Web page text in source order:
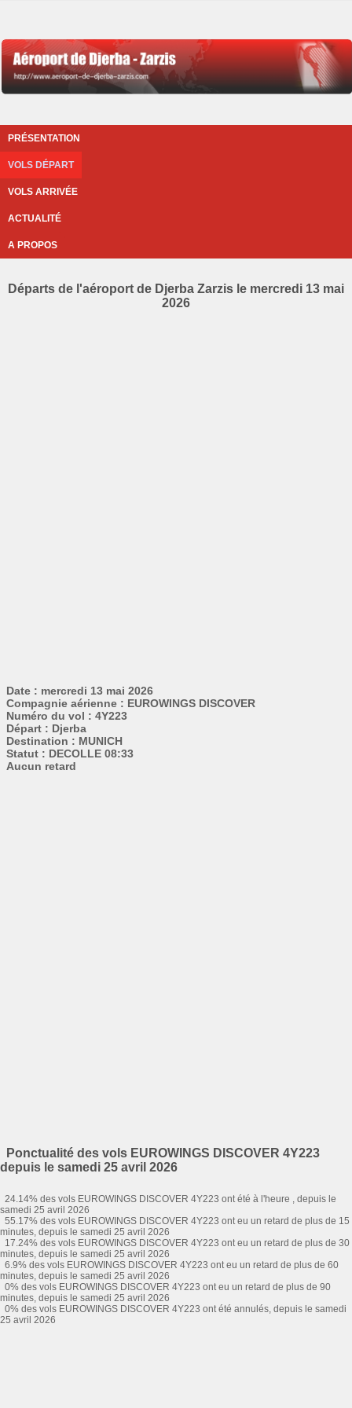
PRÉSENTATION
VOLS DÉPART
VOLS ARRIVÉE
ACTUALITÉ
A PROPOS
Départs de l'aéroport de Djerba Zarzis le mercredi 13 mai
2026
Date : mercredi 13 mai 2026
Compagnie aérienne : EUROWINGS DISCOVER
Numéro du vol : 4Y223
Départ : Djerba
Destination : MUNICH
Statut : DECOLLE 08:33
Aucun retard
Ponctualité des vols EUROWINGS DISCOVER 4Y223
depuis le samedi 25 avril 2026
24.14% des vols EUROWINGS DISCOVER 4Y223 ont été à l'heure , depuis le
samedi 25 avril 2026
55.17% des vols EUROWINGS DISCOVER 4Y223 ont eu un retard de plus de 15
minutes, depuis le samedi 25 avril 2026
17.24% des vols EUROWINGS DISCOVER 4Y223 ont eu un retard de plus de 30
minutes, depuis le samedi 25 avril 2026
6.9% des vols EUROWINGS DISCOVER 4Y223 ont eu un retard de plus de 60
minutes, depuis le samedi 25 avril 2026
0% des vols EUROWINGS DISCOVER 4Y223 ont eu un retard de plus de 90
minutes, depuis le samedi 25 avril 2026
0% des vols EUROWINGS DISCOVER 4Y223 ont été annulés, depuis le samedi
25 avril 2026